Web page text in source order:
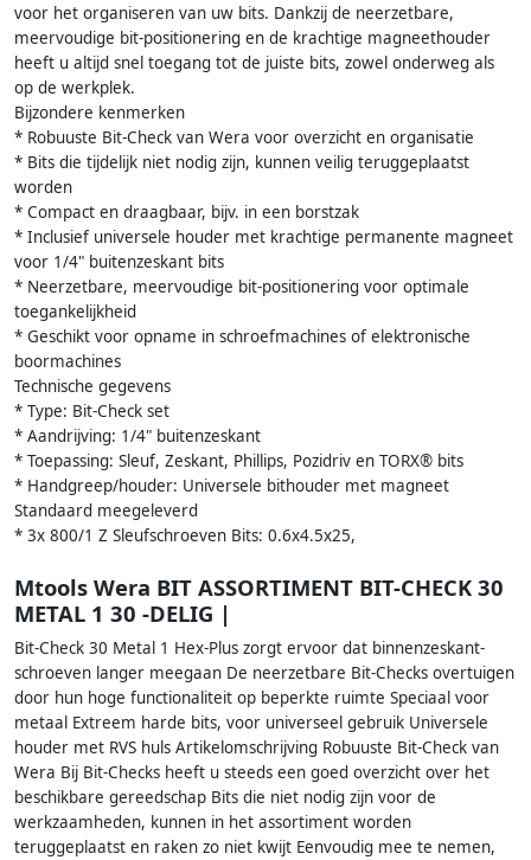
voor het organiseren van uw bits. Dankzij de neerzetbare,
meervoudige bit-positionering en de krachtige magneethouder
heeft u altijd snel toegang tot de juiste bits, zowel onderweg als
op de werkplek.
Bijzondere kenmerken
* Robuuste Bit-Check van Wera voor overzicht en organisatie
* Bits die tijdelijk niet nodig zijn, kunnen veilig teruggeplaatst
worden
* Compact en draagbaar, bijv. in een borstzak
* Inclusief universele houder met krachtige permanente magneet
voor 1/4" buitenzeskant bits
* Neerzetbare, meervoudige bit-positionering voor optimale
toegankelijkheid
* Geschikt voor opname in schroefmachines of elektronische
boormachines
Technische gegevens
* Type: Bit-Check set
* Aandrijving: 1/4" buitenzeskant
* Toepassing: Sleuf, Zeskant, Phillips, Pozidriv en TORX® bits
* Handgreep/houder: Universele bithouder met magneet
Standaard meegeleverd
* 3x 800/1 Z Sleufschroeven Bits: 0.6x4.5x25,
Mtools Wera BIT ASSORTIMENT BIT-CHECK 30
METAL 1 30 -DELIG |
Bit-Check 30 Metal 1 Hex-Plus zorgt ervoor dat binnenzeskant-
schroeven langer meegaan De neerzetbare Bit-Checks overtuigen
door hun hoge functionaliteit op beperkte ruimte Speciaal voor
metaal Extreem harde bits, voor universeel gebruik Universele
houder met RVS huls Artikelomschrijving Robuuste Bit-Check van
Wera Bij Bit-Checks heeft u steeds een goed overzicht over het
beschikbare gereedschap Bits die niet nodig zijn voor de
werkzaamheden, kunnen in het assortiment worden
teruggeplaatst en raken zo niet kwijt Eenvoudig mee te nemen,